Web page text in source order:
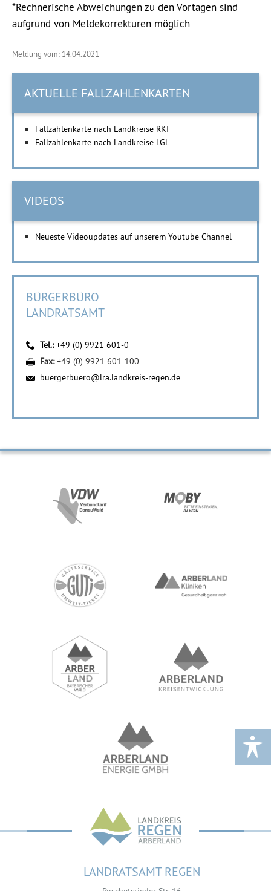
*Rechnerische Abweichungen zu den Vortagen sind
aufgrund von Meldekorrekturen möglich
Meldung vom: 14.04.2021
AKTUELLE FALLZAHLENKARTEN
Fallzahlenkarte nach Landkreise RKI
Fallzahlenkarte nach Landkreise LGL
VIDEOS
Neueste Videoupdates auf unserem Youtube Channel
BÜRGERBÜRO
LANDRATSAMT
Tel.:+49 (0) 9921 601-0
Fax:+49 (0) 9921 601-100
buergerbuero@lra.landkreis-regen.de
LANDRATSAMT REGEN